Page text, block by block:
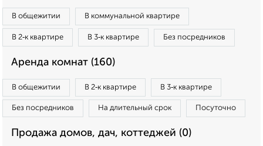
В общежитии В коммунальной квартире
В 2‑к квартире В 3‑к квартире Без посредников
Аренда комнат (160)
В общежитии В 2‑к квартире В 3‑к квартире
Без посредников На длительный срок Посуточно
Продажа домов, дач, коттеджей (0)